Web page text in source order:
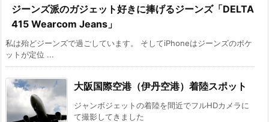
ジーンズ派のガジェット好きに捧げるジーンズ「DELTA
415 Wearcom Jeans」
私は殆どジーンズで過ごしています。 そしてiPhoneはジーンズのポケ
ットが定位 ...
大阪国際空港（伊丹空港）着陸スポット
ジャンボジェットの着陸を間近でフルHDカメラに
て撮影してきました